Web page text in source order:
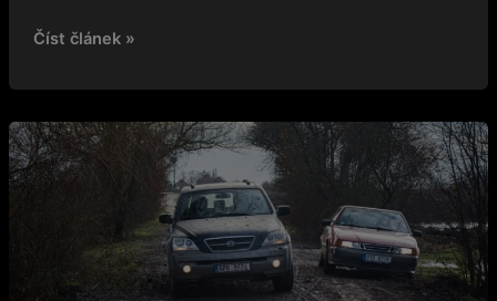
Číst článek »
Junk
Race
2: